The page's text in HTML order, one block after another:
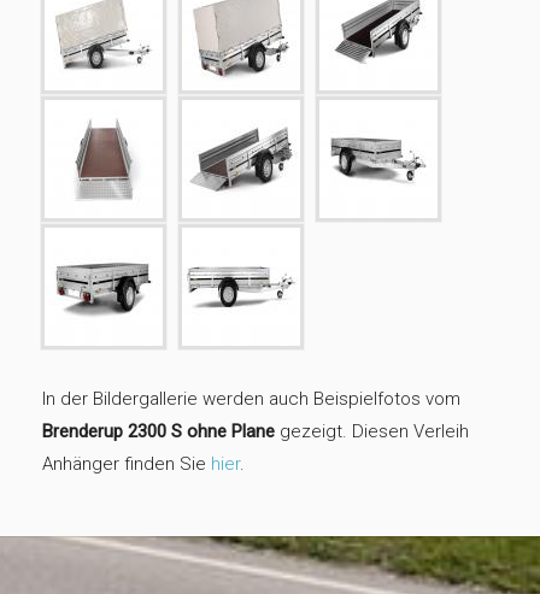
In der Bildergallerie werden auch Beispielfotos vom
Brenderup 2300 S ohne Plane gezeigt. Diesen Verleih
Anhänger finden Sie hier.